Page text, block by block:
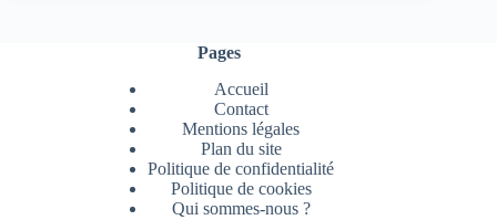
Pages
Accueil
Contact
Mentions légales
Plan du site
Politique de confidentialité
Politique de cookies
Qui sommes-nous ?